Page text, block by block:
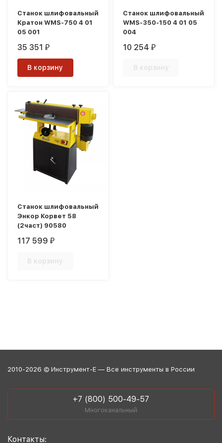
Станок шлифовальный
Кратон WMS-750 4 01
05 001
35 351₽
В корзину
Станок шлифовальный
WMS-350-150 4 01 05
004
10 254₽
В корзину
Станок шлифовальный
Энкор Корвет 58
(2част) 90580
117 599₽
В корзину
2010-2026 © Инструмент-Е — Все инструменты в России
+7 (800) 500-49-57
Многоканальный
Контакты: